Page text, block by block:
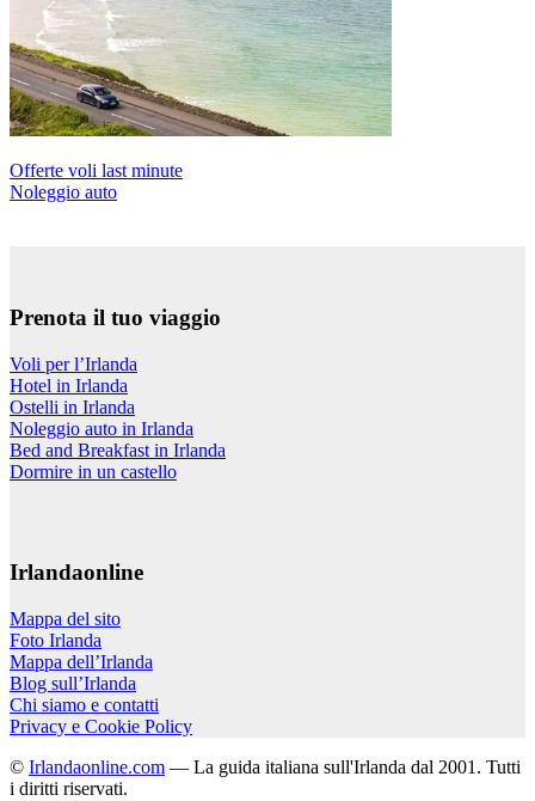
Offerte voli last minute
Noleggio auto
Prenota il tuo viaggio
Voli per l’Irlanda
Hotel in Irlanda
Ostelli in Irlanda
Noleggio auto in Irlanda
Bed and Breakfast in Irlanda
Dormire in un castello
Irlandaonline
Mappa del sito
Foto Irlanda
Mappa dell’Irlanda
Blog sull’Irlanda
Chi siamo e contatti
Privacy e Cookie Policy
© Irlandaonline.com — La guida italiana sull'Irlanda dal 2001. Tutti
i diritti riservati.